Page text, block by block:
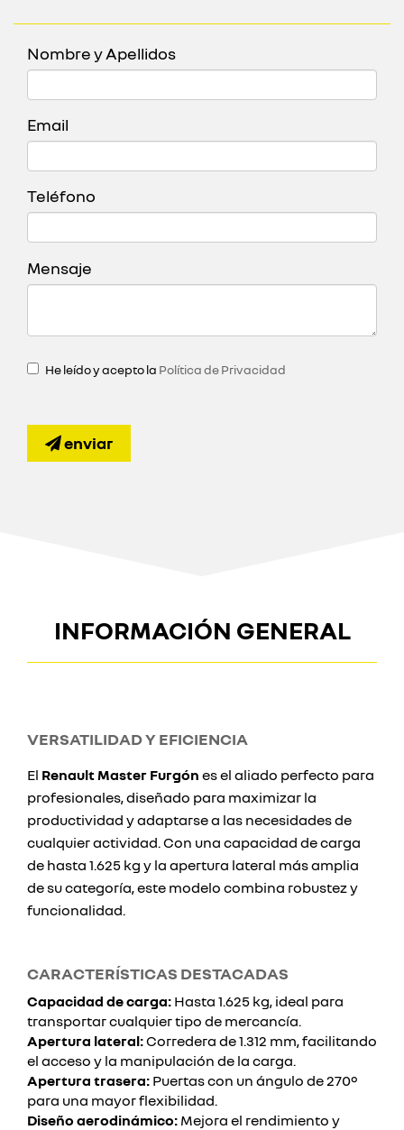
Nombre y Apellidos
Email
Teléfono
Mensaje
He leído y acepto la Política de Privacidad
enviar
INFORMACIÓN GENERAL
VERSATILIDAD Y EFICIENCIA
El Renault Master Furgón es el aliado perfecto para
profesionales, diseñado para maximizar la
productividad y adaptarse a las necesidades de
cualquier actividad. Con una capacidad de carga
de hasta 1.625 kg y la apertura lateral más amplia
de su categoría, este modelo combina robustez y
funcionalidad.
CARACTERÍSTICAS DESTACADAS
Capacidad de carga: Hasta 1.625 kg, ideal para
transportar cualquier tipo de mercancía.
Apertura lateral:Corredera de 1.312 mm, facilitando
el acceso y la manipulación de la carga.
Apertura trasera: Puertas con un ángulo de 270º
para una mayor flexibilidad.
Diseño aerodinámico: Mejora el rendimiento y